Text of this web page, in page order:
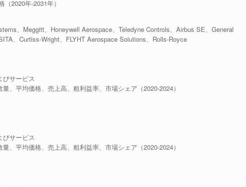
2020年-2031年）
、Meggitt、Honeywell Aerospace、Teledyne Controls、Airbus SE、General
、Curtiss-Wright、FLYHT Aerospace Solutions、Rolls-Royce
サービス
、平均価格、売上高、粗利益率、市場シェア（2020-2024）
サービス
、平均価格、売上高、粗利益率、市場シェア（2020-2024）